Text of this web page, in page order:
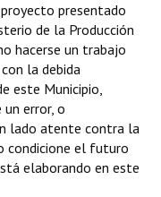
presentado
de la Producción
hacerse un trabajo
la debida
este Municipio,
error, o
lado atente contra la
condicione el futuro
elaborando en este